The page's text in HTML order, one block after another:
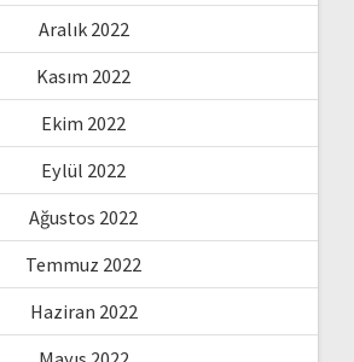
Aralık 2022
Kasım 2022
Ekim 2022
Eylül 2022
Ağustos 2022
Temmuz 2022
Haziran 2022